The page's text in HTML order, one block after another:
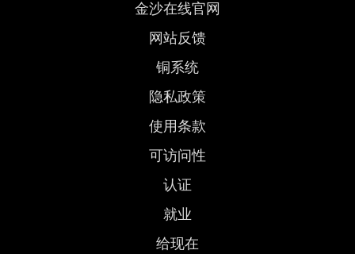
金沙在线官网
网站反馈
铜系统
隐私政策
使用条款
可访问性
认证
就业
给现在